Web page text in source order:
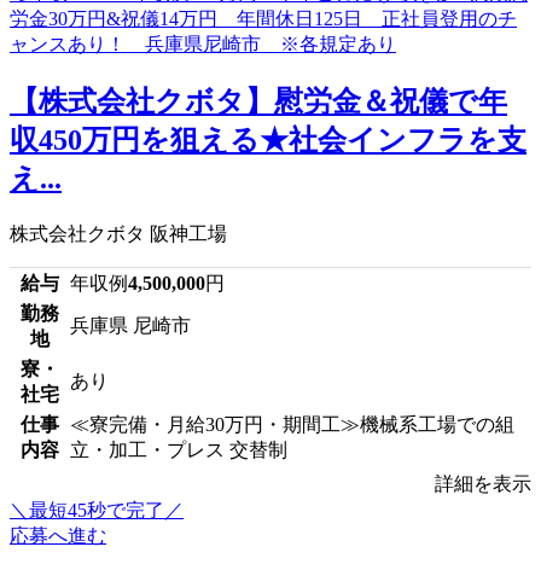
【株式会社クボタ】慰労金＆祝儀で年
収450万円を狙える★社会インフラを支
え...
株式会社クボタ 阪神工場
給与 年収例4,500,000円
勤務
地
兵庫県 尼崎市
寮・
社宅
あり
仕事
内容
≪寮完備・月給30万円・期間工≫機械系工場での組
立・加工・プレス 交替制
詳細を表示
＼最短45秒で完了／
応募へ進む